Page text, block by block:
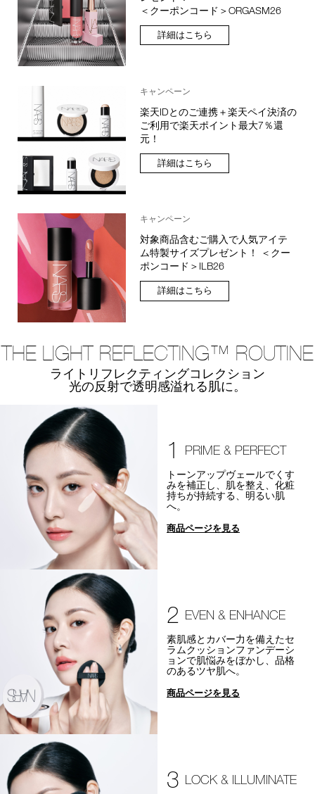
＜クーポンコード＞ORGASM26
詳細はこちら
キャンペーン
楽天IDとのご連携＋楽天ペイ決済の
ご利用で楽天ポイント最大7％還
元！
詳細はこちら
キャンペーン
対象商品含むご購入で人気アイテ
ム特製サイズプレゼント！ ＜クー
ポンコード＞ILB26
詳細はこちら
THE LIGHT REFLECTING™ ROUTINE
ライトリフレクティングコレクション
光の反射で透明感溢れる肌に。
1 PRIME & PERFECT
トーンアップヴェールでくす
みを補正し、肌を整え、化粧
持ちが持続する、明るい肌
へ。
商品ページを見る
2 EVEN & ENHANCE
素肌感とカバー力を備えたセ
ラムクッションファンデーシ
ョンで肌悩みをぼかし、品格
のあるツヤ肌へ。
商品ページを見る
3 LOCK & ILLUMINATE